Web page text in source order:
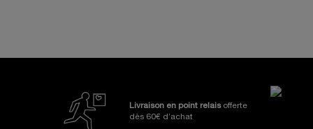
Nos Engagements et
Livraison en point relais offerte
dès 60€ d’achat